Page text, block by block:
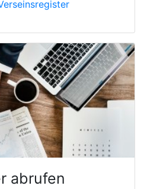
abrufen